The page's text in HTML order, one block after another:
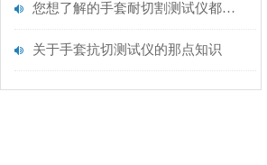
您想了解的手套耐切割测试仪都在这里了
关于手套抗切测试仪的那点知识